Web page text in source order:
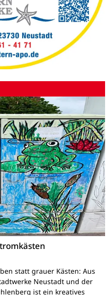
statt grauer Kästen: Aus
Neustadt und der
ist ein kreatives